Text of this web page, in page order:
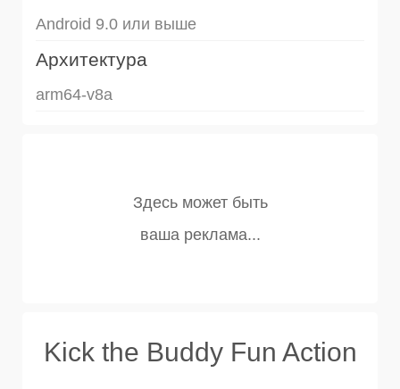
Android 9.0 или выше
Архитектура
arm64-v8a
Kick the Buddy Fun Action